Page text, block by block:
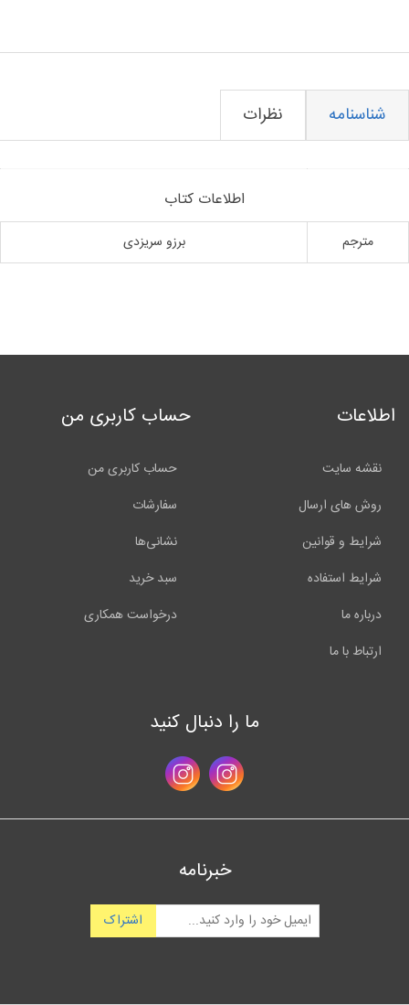
شناسنامه نظرات
نام ویژگی
اطلاعات کتاب
مترجم برزو سریزدی
اطلاعات
نقشه سایت
روش های ارسال
شرایط و قوانین
شرایط استفاده
درباره ما
ارتباط با ما
حساب کاربری من
حساب کاربری من
سفارشات
نشانی‌ها
سبد خرید
درخواست همکاری
ما را دنبال کنید
خبرنامه
اشتراک